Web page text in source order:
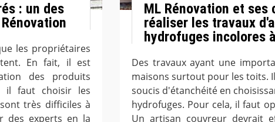
: un des
les propriétaires
En fait, il est
des produits
il faut choisir les
très difficiles à
des experts en la
ML Rénovation et ses
réaliser les travaux
hydrofuges incolores
Des travaux ayant une
maisons surtout pour les toits.
soucis d'étanchéité en
hydrofuges. Pour cela, il faut
Un artisan couvreur devrait